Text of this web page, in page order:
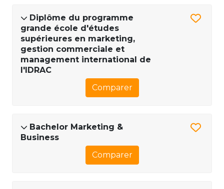
Diplôme du programme
grande école d'études
supérieures en marketing,
gestion commerciale et
management international de
l'IDRAC
Comparer
Bachelor Marketing &
Business
Comparer